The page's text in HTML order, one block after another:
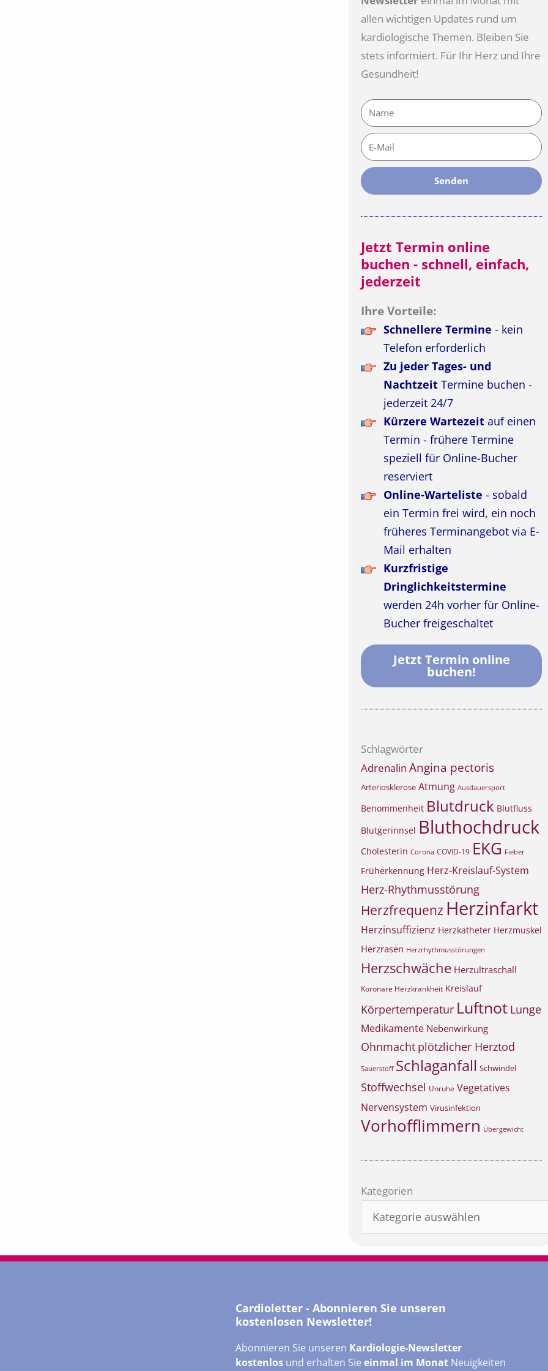
allen wichtigen Updates rund um
kardiologische Themen. Bleiben Sie
stets informiert. Für Ihr Herz und Ihre
Gesundheit!
Name
E-
Mail
Senden
Jetzt Termin online
buchen - schnell, einfach,
jederzeit
Ihre Vorteile:
Schnellere Termine - kein
Telefon erforderlich
Zu jeder Tages- und
NachtzeitTermine buchen -
jederzeit 24/7
Kürzere Wartezeitauf einen
Termin - frühere Termine
speziell für Online-Bucher
reserviert
Online-Warteliste - sobald
ein Termin frei wird, ein noch
früheres Terminangebot via E-
Mail erhalten
Kurzfristige
Dringlichkeitstermine
werden 24h vorher für Online-
Bucher freigeschaltet
Jetzt Termin online
buchen!
Schlagwörter
Adrenalin Angina pectoris
Arteriosklerose Atmung Ausdauersport
Benommenheit Blutdruck Blutfluss
Blutgerinnsel Bluthochdruck
Cholesterin Corona COVID-19 EKG Fieber
Früherkennung Herz-Kreislauf-System
Herz-Rhythmusstörung
Herzfrequenz Herzinfarkt
Herzinsuffizienz Herzkatheter Herzmuskel
Herzrasen Herzrhythmusstörungen
Herzschwäche Herzultraschall
Koronare Herzkrankheit Kreislauf
Körpertemperatur Luftnot Lunge
Medikamente Nebenwirkung
Ohnmacht plötzlicher Herztod
Sauerstoff Schlaganfall Schwindel
Stoffwechsel Unruhe Vegetatives
Nervensystem Virusinfektion
Vorhofflimmern Übergewicht
Kategorien
Kategorien
Cardioletter - Abonnieren Sie unseren
kostenlosen Newsletter!
Abonnieren Sie unseren Kardiologie-Newsletter
kostenlos und erhalten Sieeinmal im Monat Neuigkeiten